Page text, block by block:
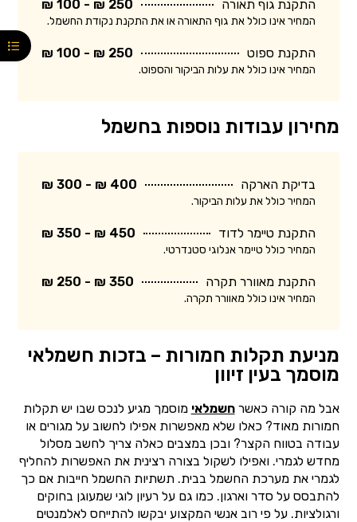
התקנת גוף תאורה 250 ₪ - 100 ₪
המחיר אינו כולל את גוף התאורה או את התקנת נקודת החשמל.
התקנת ספוט 250 ₪ - 100 ₪
המחיר אינו כולל את עלות הביקור והספוט.
מחירון עבודות נוספות בחשמל
בדיקת הארקה 400 ₪ - 300 ₪
המחיר כולל את עלות הביקור.
התקנת טיימר לדוד 450 ₪ - 350 ₪
המחיר כולל טיימר אנלוגי סטנדרטי.
התקנת מאוורר תקרה 350 ₪ - 250 ₪
המחיר אינו כולל מאוורר תקרה.
מניעת תקלות חמורות – בזכות חשמלאי
מוסמך בעין זיוון
אבל מה קורה כאשרחשמלאי מוסמך מגיע לנכס שבו יש תקלות
חמורות מאוד? כאלו שלא מאפשרות אפילו לחשוב על מגורים או
עבודה בטווח הקצר? ובכן במצבים כאלה צריך לחשב מסלול
מחדש לגמרי. ואפילו לשקול בצורה רצינית את האפשרות להחליף
לגמרי את מערכת החשמל בבית. תשתיות החשמל חייבות אם כך
להתבסס על סדר וארגון. כמו גם על רעיון לוגי שמעוגן בחוקים
ורגולציות. על פי רוב אנשי המקצוע יבקשו להתייחס לאלמנטים